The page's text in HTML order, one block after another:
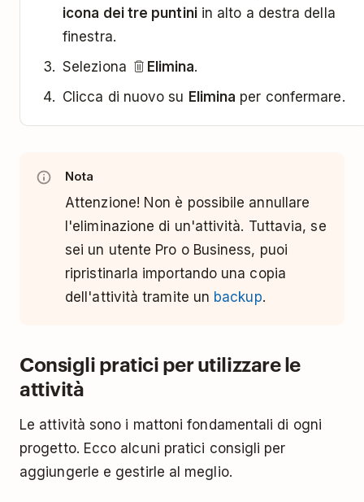
icona dei tre puntiniin alto a destra della
finestra.
Seleziona
Elimina.
Clicca di nuovo su Elimina per confermare.
Nota
Attenzione! Non è possibile annullare
l'eliminazione di un'attività. Tuttavia, se
sei un utente Pro o Business, puoi
ripristinarla importando una copia
dell'attività tramite un backup.
Consigli pratici per utilizzare le
attività
Le attività sono i mattoni fondamentali di ogni
progetto. Ecco alcuni pratici consigli per
aggiungerle e gestirle al meglio.